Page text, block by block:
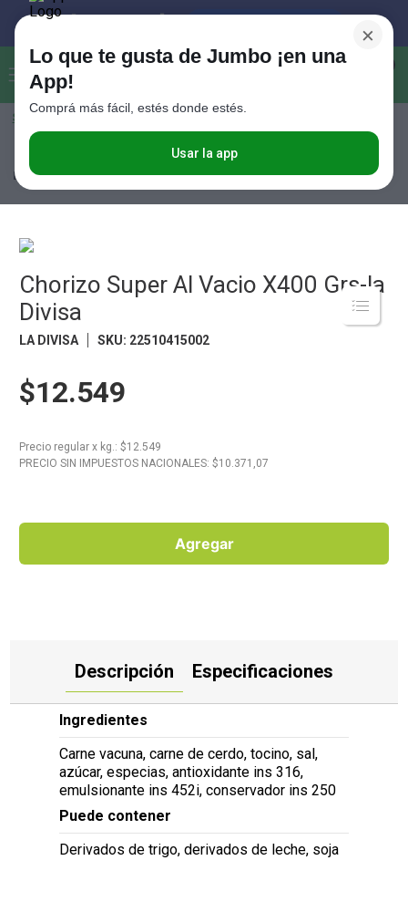
Buscar...
Seleccioná el método de entrega
×
Lo que te gusta de Jumbo ¡en una
App!
Comprá más fácil, estés donde estés.
Usar la app
Chorizos
Chorizo Super Al Vacio X400 Grs-la
Divisa
Chorizo Super Al Vacio X400 Grs-la
Divisa
LA DIVISA SKU: 22510415002
$12.549
Precio regular x kg. : $12.549
PRECIO SIN IMPUESTOS NACIONALES: $10.371,07
Agregar
Descripción Especificaciones
Ingredientes
Carne vacuna, carne de cerdo, tocino, sal,
azúcar, especias, antioxidante ins 316,
emulsionante ins 452i, conservador ins 250
Puede contener
Derivados de trigo, derivados de leche, soja
Términos más buscados
.
Valijas
Cerveza
Galletitas
Yerba
Juguetes
. Carne